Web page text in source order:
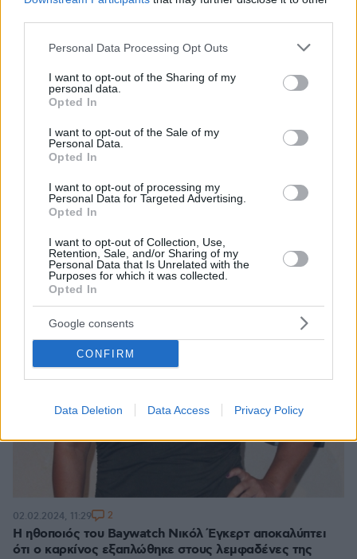
Please note that this website/app uses one or more Google
not limited to your visit or usage behaviour. You may click to
grant or deny consent to Google and its third-party tags to
use your data for below specified purposes in below Google
consent section.
Personal Data Processing Opt Outs
I want to opt-out of the Sharing of my
personal data.
Opted In
I want to opt-out of the Sale of my
Personal Data.
Opted In
I want to opt-out of processing my
Personal Data for Targeted Advertising.
Opted In
I want to opt-out of Collection, Use,
Retention, Sale, and/or Sharing of my
Personal Data that Is Unrelated with the
Purposes for which it was collected.
Opted In
Google consents
CONFIRM
Data Deletion Data Access Privacy Policy
Βίντεο: Η Νικόλ Έγκερτ ξύρισε το κεφάλι της δημόσια -
Η ηθοποιός του Baywatch δίνει μάχη με μία σπάνια
μορφή καρκίνου
Δείτε την ανάρτηση που έκανε στο Instagram
15.03.2024, 14:52 1
Η ηθοποιός του Baywatch Νικόλ Έγκερτ αποκαλύπτει
ότι ο καρκίνος εξαπλώθηκε στους λεμφαδένες της
02.02.2024, 11:29 2